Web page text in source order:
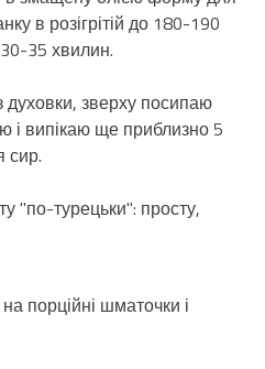
в розігрітій до 180-190
30-35 хвилин.
духовки, зверху посипаю
випікаю ще приблизно 5
сир.
порційні шматочки і